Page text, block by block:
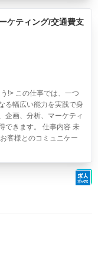
ケティング/交通費支
!> この仕事では、一つ
る幅広い能力を実践で身
企画、分析、マーケティ
できます。 仕事内容 未
客様とのコミュニケー